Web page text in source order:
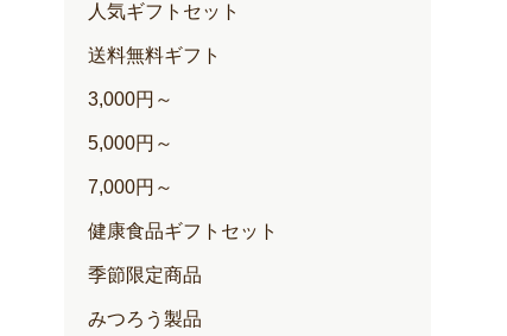
100+(クリー ゆずハニードリンク
内容量：500ml入
人気ギフトセット
送料無料ギフト
3,000円～
5,000円～
7,000円～
健康食品ギフトセット
季節限定商品
みつろう製品